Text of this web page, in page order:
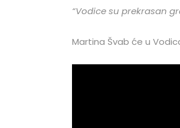
“Vodice su prekrasan
Martina Švab će u